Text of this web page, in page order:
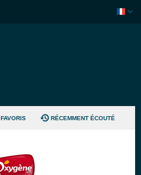
FAVORIS RÉCEMMENT ÉCOUTÉ